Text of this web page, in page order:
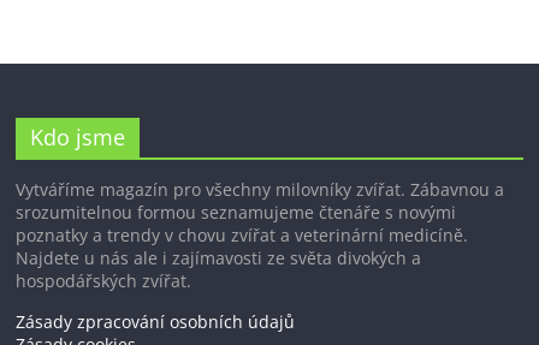
Kdo jsme
Vytváříme magazín pro všechny milovníky zvířat. Zábavnou a
srozumitelnou formou seznamujeme čtenáře s novými
poznatky a trendy v chovu zvířat a veterinární medicíně.
Najdete u nás ale i zajímavosti ze světa divokých a
hospodářských zvířat.
Zásady zpracování osobních údajů